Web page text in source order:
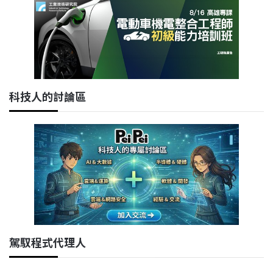
科技人的討論區
駕馭程式代理人